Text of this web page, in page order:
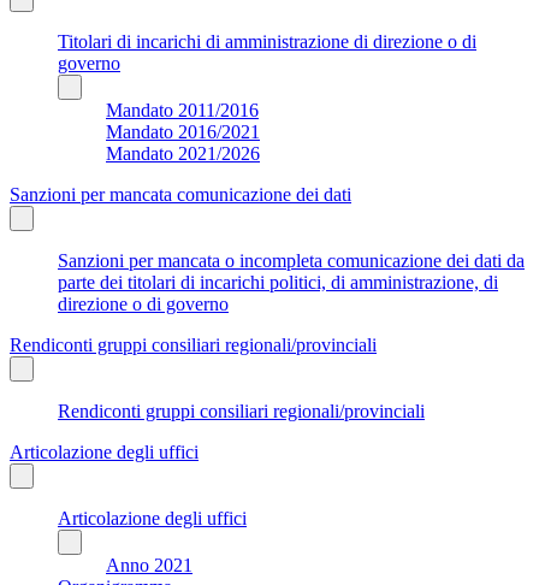
Titolari di incarichi di amministrazione di direzione o di
governo
Mandato 2011/2016
Mandato 2016/2021
Mandato 2021/2026
Sanzioni per mancata comunicazione dei dati
Sanzioni per mancata o incompleta comunicazione dei dati da
parte dei titolari di incarichi politici, di amministrazione, di
direzione o di governo
Rendiconti gruppi consiliari regionali/provinciali
Rendiconti gruppi consiliari regionali/provinciali
Articolazione degli uffici
Articolazione degli uffici
Anno 2021